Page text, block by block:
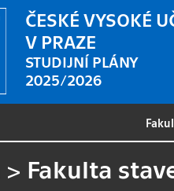
ČESKÉ VYSOKÉ
V PRAZE
STUDIJNÍ PLÁNY
2025/2026
> Fakulta